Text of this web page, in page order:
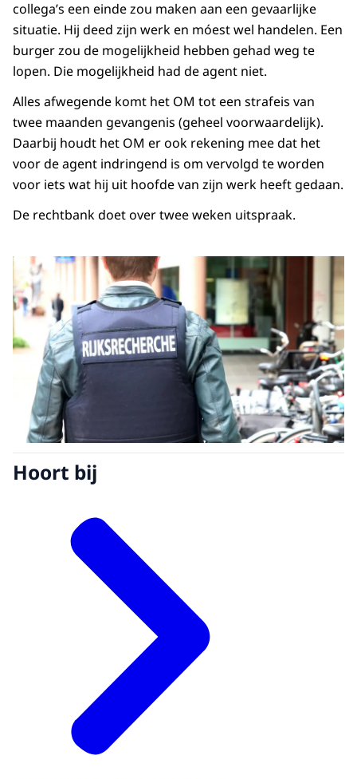
collega’s een einde zou maken aan een gevaarlijke
situatie. Hij deed zijn werk en móest wel handelen. Een
burger zou de mogelijkheid hebben gehad weg te
lopen. Die mogelijkheid had de agent niet.
Alles afwegende komt het OM tot een strafeis van
twee maanden gevangenis (geheel voorwaardelijk).
Daarbij houdt het OM er ook rekening mee dat het
voor de agent indringend is om vervolgd te worden
voor iets wat hij uit hoofde van zijn werk heeft gedaan.
De rechtbank doet over twee weken uitspraak.
Hoort bij